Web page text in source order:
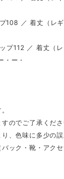
／ 着丈（レ
112 ／ 着丈（
・ー・
のでご了承くださ
、色味に多少の
ック・靴・アク